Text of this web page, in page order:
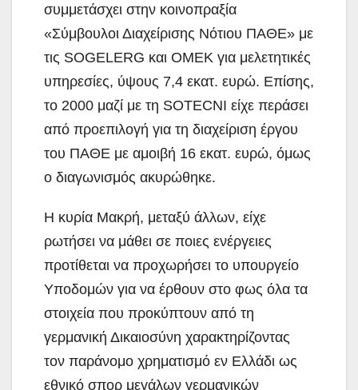
συμμετάσχει στην κοινοπραξία
«Σύμβουλοι Διαχείρισης Νότιου ΠΑΘΕ» με
τις SOGELERG και ΟΜΕΚ για μελετητικές
υπηρεσίες, ύψους 7,4 εκατ. ευρώ. Επίσης,
το 2000 μαζί με τη SOTECNI είχε περάσει
από προεπιλογή για τη διαχείριση έργου
του ΠΑΘΕ με αμοιβή 16 εκατ. ευρώ, όμως
ο διαγωνισμός ακυρώθηκε.
Η κυρία Μακρή, μεταξύ άλλων, είχε
ρωτήσει να μάθει σε ποιες ενέργειες
προτίθεται να προχωρήσει το υπουργείο
Υποδομών για να έρθουν στο φως όλα τα
στοιχεία που προκύπτουν από τη
γερμανική Δικαιοσύνη χαρακτηρίζοντας
τον παράνομο χρηματισμό εν Ελλάδι ως
εθνικό σπορ μεγάλων γερμανικών